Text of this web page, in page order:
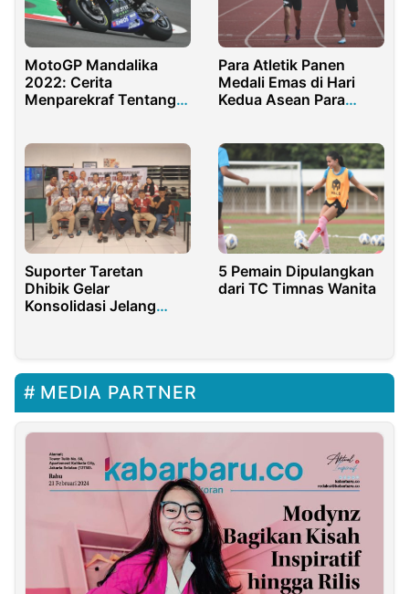
MotoGP Mandalika
2022: Cerita
Menparekraf Tentang
Para Atletik Panen
Medali Emas di Hari
Kedua Asean Para
Suporter Taretan
Dhibik Gelar
Konsolidasi Jelang
5 Pemain Dipulangkan
dari TC Timnas Wanita
MEDIA PARTNER